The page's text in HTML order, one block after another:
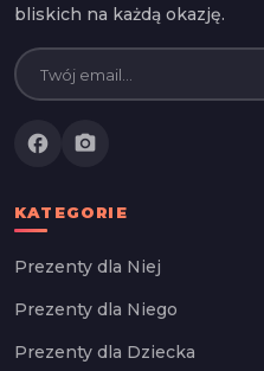
bliskich na każdą okazję.
facebook photo_camera
KATEGORIE
Prezenty dla Niej
Prezenty dla Niego
Prezenty dla Dziecka